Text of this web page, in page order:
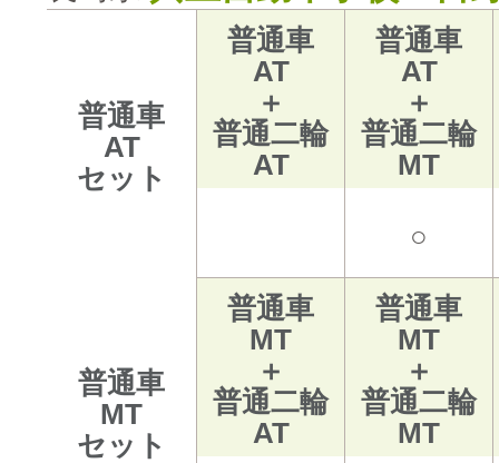
普通車
AT
セット
普通車
AT
＋
普通二輪
AT
普通車
AT
＋
普通二輪
MT
○
普通車
MT
セット
普通車
MT
＋
普通二輪
AT
普通車
MT
＋
普通二輪
MT